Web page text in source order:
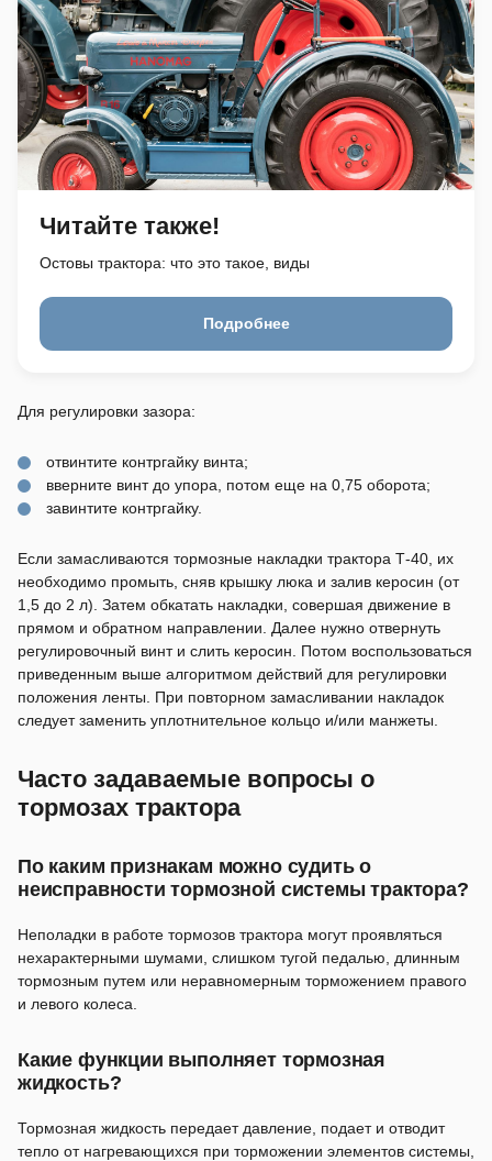
Читайте также!
Остовы трактора: что это такое, виды
Подробнее
Для регулировки зазора:
отвинтите контргайку винта;
вверните винт до упора, потом еще на 0,75 оборота;
завинтите контргайку.
Если замасливаются тормозные накладки трактора Т-40, их
необходимо промыть, сняв крышку люка и залив керосин (от
1,5 до 2 л). Затем обкатать накладки, совершая движение в
прямом и обратном направлении. Далее нужно отвернуть
регулировочный винт и слить керосин. Потом воспользоваться
приведенным выше алгоритмом действий для регулировки
положения ленты. При повторном замасливании накладок
следует заменить уплотнительное кольцо и/или манжеты.
Часто задаваемые вопросы о
тормозах трактора
По каким признакам можно судить о
неисправности тормозной системы трактора?
Неполадки в работе тормозов трактора могут проявляться
нехарактерными шумами, слишком тугой педалью, длинным
тормозным путем или неравномерным торможением правого
и левого колеса.
Какие функции выполняет тормозная
жидкость?
Тормозная жидкость передает давление, подает и отводит
тепло от нагревающихся при торможении элементов системы,